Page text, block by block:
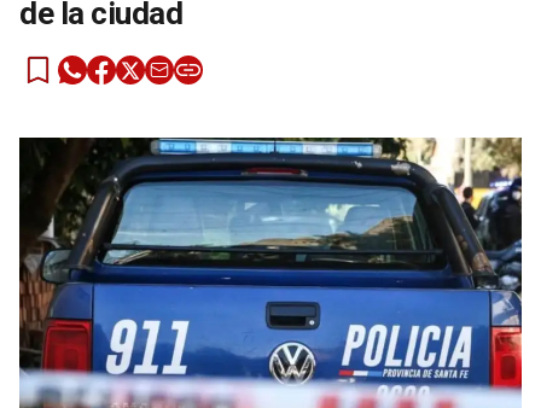
de la ciudad